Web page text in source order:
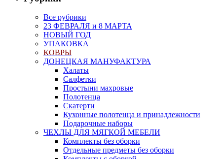
Все рубрики
23 ФЕВРАЛЯ и 8 МАРТА
НОВЫЙ ГОД
УПАКОВКА
КОВРЫ
ДОНЕЦКАЯ МАНУФАКТУРА
Халаты
Салфетки
Простыни махровые
Полотенца
Скатерти
Кухонные полотенца и принадлежности
Подарочные наборы
ЧЕХЛЫ ДЛЯ МЯГКОЙ МЕБЕЛИ
Комплекты без оборки
Отдельные предметы без оборки